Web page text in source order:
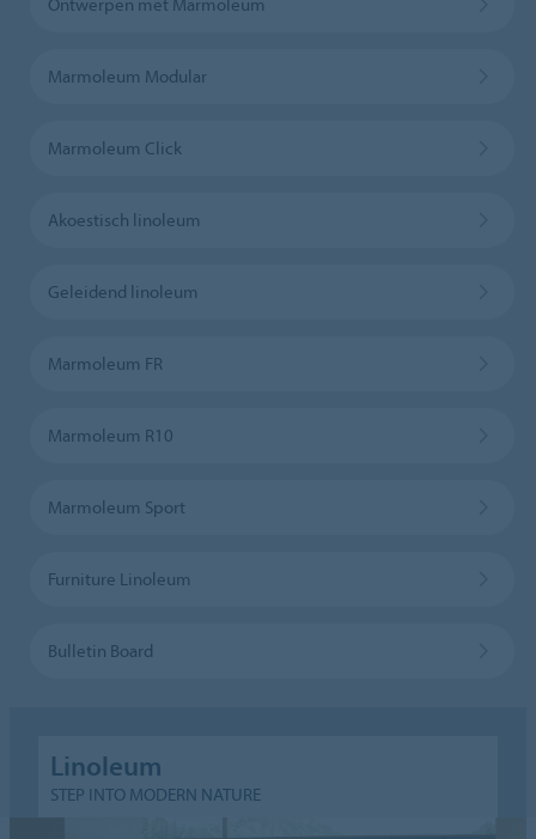
Marmoleum Modular
Marmoleum Click
Akoestisch linoleum
Geleidend linoleum
Marmoleum FR
Marmoleum R10
Marmoleum Sport
Furniture Linoleum
Bulletin Board
Linoleum
STEP INTO MODERN NATURE